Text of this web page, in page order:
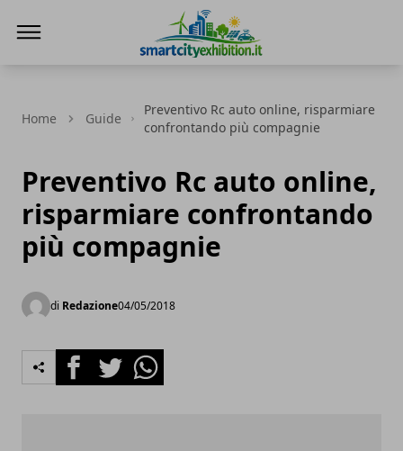
Home Guide
Preventivo Rc auto online, risparmiare
confrontando più compagnie
Preventivo Rc auto online,
risparmiare confrontando
più compagnie
di Redazione04/05/2018
FacebookTwitterWhatsapp